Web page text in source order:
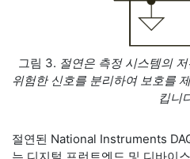
그림 3. 절연은 측정 시스템의
위험한 신호를 분리하여 보호를
킵니
절연된 National Instruments